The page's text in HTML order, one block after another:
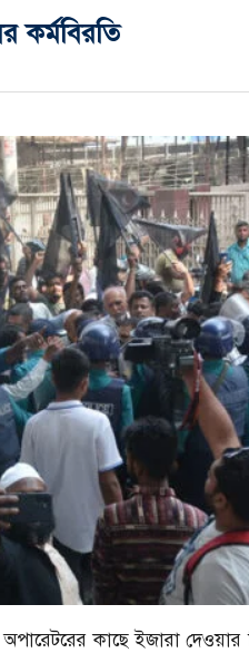
কর্মবিরতি
কাছে ইজারা দেওয়ার